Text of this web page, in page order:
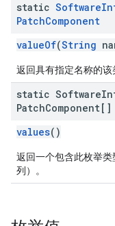
static Software
PatchComponent
valueOf(String
返回具有指定名称的该
static Software
PatchComponent[]
values()
返回一个包含此枚举
列）。